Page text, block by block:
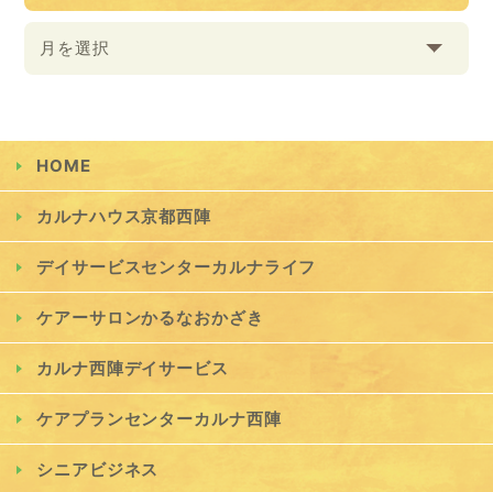
月を選択
HOME
カルナハウス京都西陣
デイサービスセンターカルナライフ
ケアーサロンかるなおかざき
カルナ西陣デイサービス
ケアプランセンターカルナ西陣
シニアビジネス